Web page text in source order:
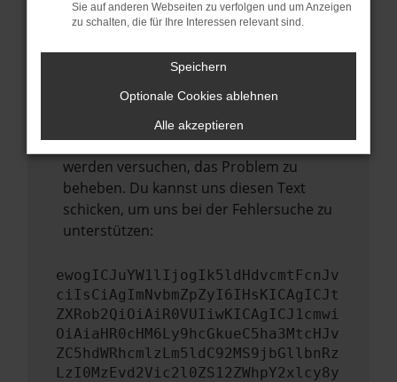
Veraltete Software birgt nicht nur ein
Sicherheitsrisiko, sondern kann auch dazu
führen, dass bestimmte Funktionen nicht
mehr unterstützt werden.
Wende dich an den Webseitenbetreiber.
Wenn du alle oben genannten Schritte
versucht hast, kontaktiere uns bitte. Wir
werden versuchen, das Problem zu
beheben. Du kannst uns diesen Text
schicken, um uns bei der Fehlersuche zu
unterstützen:
ewogICJuYW1lIjogIk5ldHdvcmtFcnJv
ciIsCiAgImNvbmZpZyI6IHsKICAgICJt
ZXRob2QiOiAiR0VUIiwKICAgICJ1cmwi
OiAiaHR0cHM6Ly9hcGkueC5ha3MtcHJv
ZC5hdWRhcmlzLm5ldC92MS9jbGllbnRz
LzI0MzEvd2Vic2l0ZS12ZWhpY2xlcy8y
Sie auf anderen Webseiten zu verfolgen und um Anzeigen
zu schalten, die für Ihre Interessen relevant sind.
Speichern
Optionale Cookies ablehnen
Alle akzeptieren